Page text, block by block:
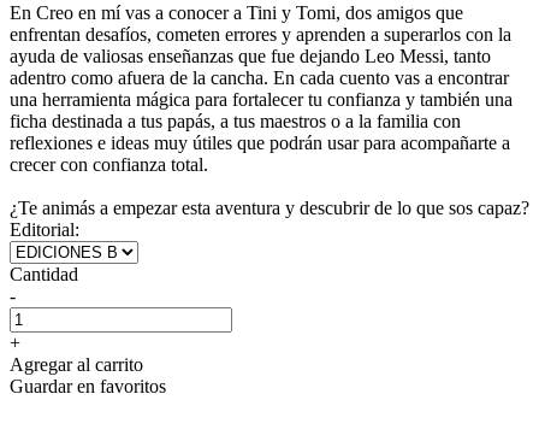
En Creo en mí vas a conocer a Tini y Tomi, dos amigos que
enfrentan desafíos, cometen errores y aprenden a superarlos con la
ayuda de valiosas enseñanzas que fue dejando Leo Messi, tanto
adentro como afuera de la cancha. En cada cuento vas a encontrar
una herramienta mágica para fortalecer tu confianza y también una
ficha destinada a tus papás, a tus maestros o a la familia con
reflexiones e ideas muy útiles que podrán usar para acompañarte a
crecer con confianza total.
¿Te animás a empezar esta aventura y descubrir de lo que sos capaz?
Editorial:
Cantidad
-
+
Agregar al carrito
Guardar en favoritos